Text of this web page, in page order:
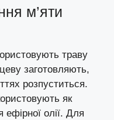
м’яти
траву
заготовляють,
розпуститься.
як
олії. Для